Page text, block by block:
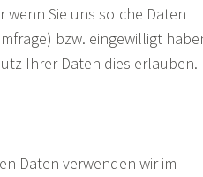
wenn Sie uns solche Daten
bzw. eingewilligt
Ihrer Daten dies erlauben.
Daten verwenden wir im